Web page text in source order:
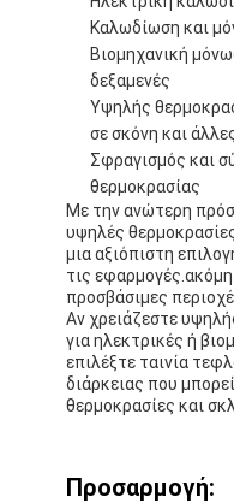
Καλωδίωση και
Βιομηχανική
δεξαμενές
Υψηλής
σε σκόνη και
Σφραγισμός και
θερμοκρασίας
Με την ανώτερη
υψηλές
μια αξιόπιστη
τις
προσβάσιμες
Αν χρειάζεστε
για ηλεκτρικές ή
επιλέξτε ταινία
διάρκειας που
θερμοκρασίες και
Προσαρμογή: